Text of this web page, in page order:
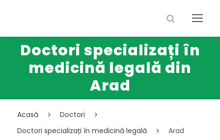
Doctori specializați în
medicină legală din
Arad
Acasă
Doctori
Doctori specializați în medicină legală
Arad